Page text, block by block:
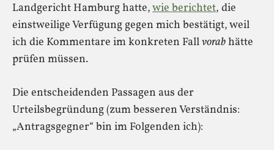
Landgericht Hamburg hatte,wie berichtet, die
einstweilige Verfügung gegen mich bestätigt, weil
ich die Kommentare im konkreten Fallvorabhätte
prüfen müssen.
Die entscheidenden Passagen aus der
Urteilsbegründung (zum besseren Verständnis:
„Antragsgegner“ bin im Folgenden ich):